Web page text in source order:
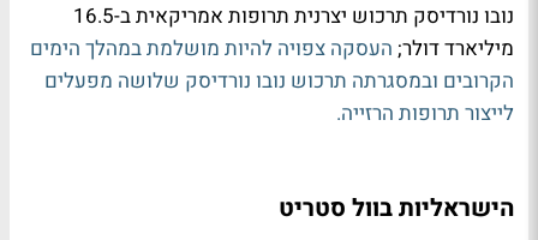
נובו נורדיסק תרכוש יצרנית תרופות אמריקאית ב-16.5
מיליארד דולר; העסקה צפויה להיות מושלמת במהלך הימים
הקרובים ובמסגרתה תרכוש נובו נורדיסק שלושה מפעלים
לייצור תרופות הרזייה.
הישראליות בוול סטריט